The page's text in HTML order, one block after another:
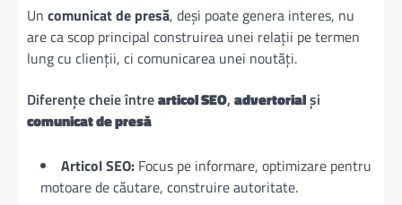
Un comunicat de presă, deși poate genera interes, nu
are ca scop principal construirea unei relații pe termen
lung cu clienții, ci comunicarea unei noutăți.
Diferențe cheie întrearticol SEO, advertorialși
comunicat de presă
Articol SEO: Focus pe informare, optimizare pentru
motoare de căutare, construire autoritate.